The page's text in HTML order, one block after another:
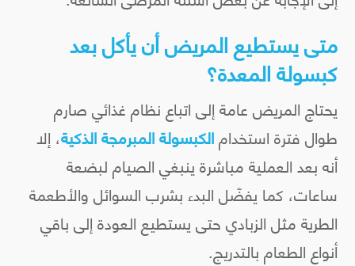
متى يستطيع المريض أن يأكل بعد
كبسولة المعدة؟
يحتاج المريض عامة إلى اتباع نظام غذائي صارم
طوال فترة استخدامالكبسولة المبرمجة الذكية، إلا
أنه بعد العملية مباشرة ينبغي الصيام لبضعة
ساعات، كما يفضّل البدء بشرب السوائل والأطعمة
الطرية مثل الزبادي حتى يستطيع العودة إلى باقي
أنواع الطعام بالتدريج.